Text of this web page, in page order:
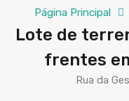
Página Principal
Lote de
frentes
Rua da